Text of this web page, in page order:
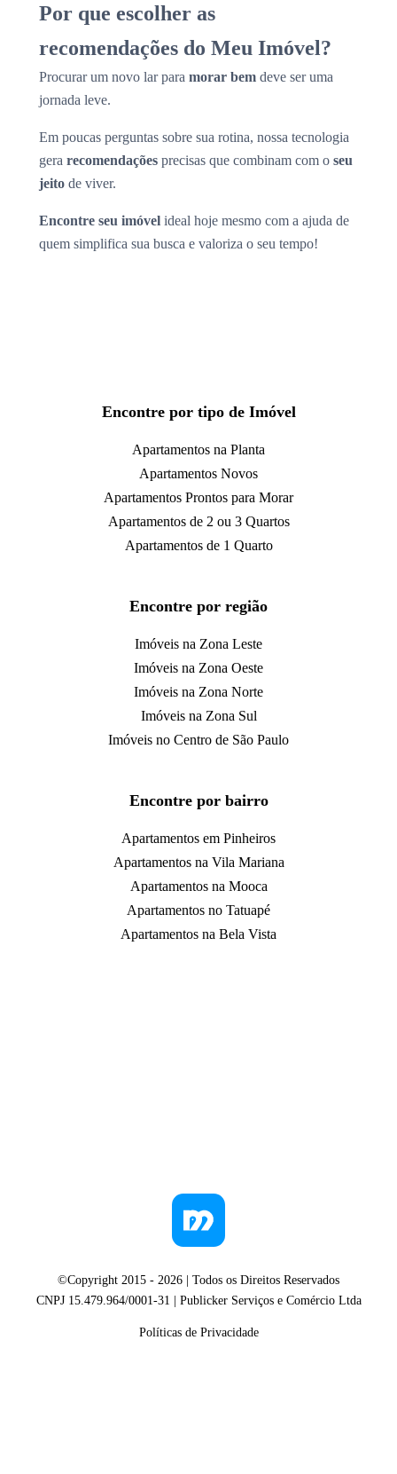
Por que escolher as
recomendações do Meu Imóvel?
Procurar um novo lar para morar bem deve ser uma
jornada leve.
Em poucas perguntas sobre sua rotina, nossa tecnologia
gera recomendações precisas que combinam com o seu
jeito de viver.
Encontre seu imóvel ideal hoje mesmo com a ajuda de
quem simplifica sua busca e valoriza o seu tempo!
Encontre por tipo de Imóvel
Apartamentos na Planta
Apartamentos Novos
Apartamentos Prontos para Morar
Apartamentos de 2 ou 3 Quartos
Apartamentos de 1 Quarto
Encontre por região
Imóveis na Zona Leste
Imóveis na Zona Oeste
Imóveis na Zona Norte
Imóveis na Zona Sul
Imóveis no Centro de São Paulo
Encontre por bairro
Apartamentos em Pinheiros
Apartamentos na Vila Mariana
Apartamentos na Mooca
Apartamentos no Tatuapé
Apartamentos na Bela Vista
©Copyright 2015 - 2026 | Todos os Direitos Reservados
CNPJ 15.479.964/0001-31 | Publicker Serviços e Comércio Ltda
Políticas de Privacidade